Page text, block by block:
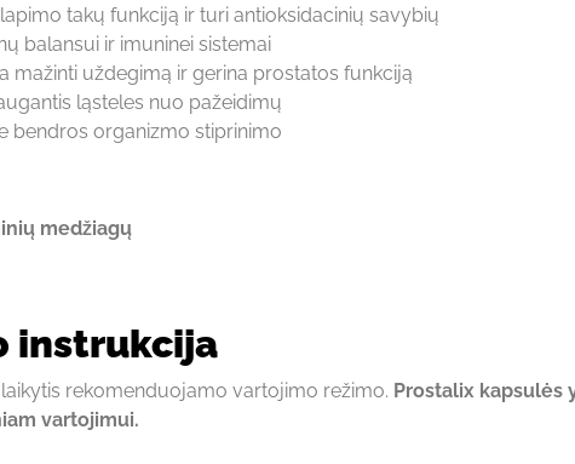
takų funkciją ir turi antioksidacinių savybių
balansui ir imuninei sistemai
mažinti uždegimą ir gerina prostatos funkciją
ląsteles nuo pažeidimų
bendros organizmo stiprinimo
medžiagų
instrukcija
rekomenduojamo vartojimo režimo. Prostalix kapsulės
vartojimui.